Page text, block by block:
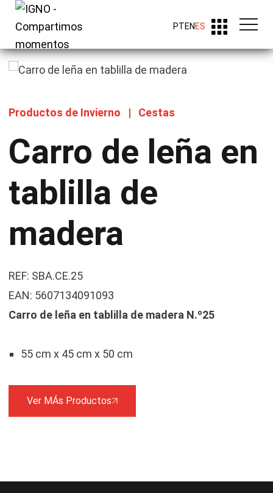
PTEN ES
Productos de Invierno | Cestas
Carro de leña en
tablilla de
madera
REF: SBA.CE.25
EAN: 5607134091093
Carro de leña en tablilla de madera N.º25
55 cm x 45 cm x 50 cm
Ver MÁs Productos